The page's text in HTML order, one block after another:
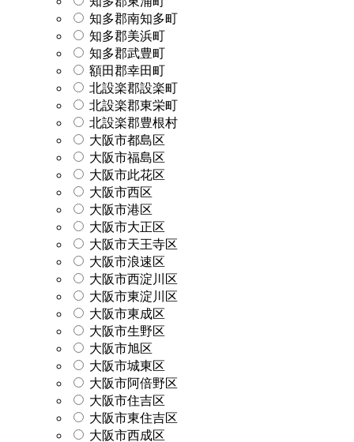
知多郡南知多町
知多郡美浜町
知多郡武豊町
額田郡幸田町
北設楽郡設楽町
北設楽郡東栄町
北設楽郡豊根村
大阪市都島区
大阪市福島区
大阪市此花区
大阪市西区
大阪市港区
大阪市大正区
大阪市天王寺区
大阪市浪速区
大阪市西淀川区
大阪市東淀川区
大阪市東成区
大阪市生野区
大阪市旭区
大阪市城東区
大阪市阿倍野区
大阪市住吉区
大阪市東住吉区
大阪市西成区